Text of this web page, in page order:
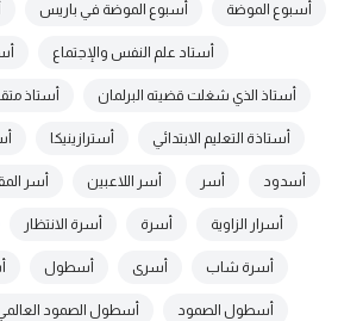
أسبوع الموضة أسبوع الموضة في باريس
أستاد علم النفس والإجتماع
أستاذ الذي شغلت قضيته البرلمان أستاذ
أستاذة التعليم الابتدائي أسترازينيكا
أسدود أسر أسر اللاعبين أسر
أسرار الزاوية أسرة أسرة الانتظار
أسرة شاب أسرى أسطول
أسطول الصمود أسطول الصمود